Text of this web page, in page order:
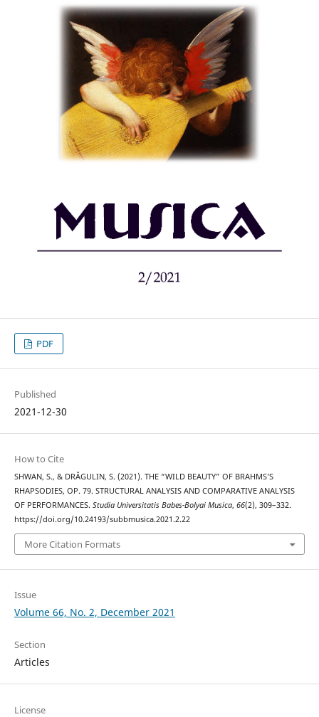
PDF
Published
2021-12-30
How to Cite
SHWAN, S., & DRĂGULIN, S. (2021). THE “WILD BEAUTY” OF BRAHMS’S
RHAPSODIES, OP. 79. STRUCTURAL ANALYSIS AND COMPARATIVE ANALYSIS
OF PERFORMANCES. Studia Universitatis Babes-Bolyai Musica, 66(2), 309–332.
https://doi.org/10.24193/subbmusica.2021.2.22
More Citation Formats
Issue
Volume 66, No. 2, December 2021
Section
Articles
License